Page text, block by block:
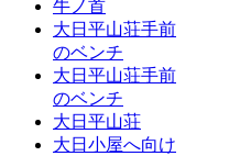
牛ノ首
大日平山荘手前
のベンチ
大日平山荘手前
のベンチ
大日平山荘
大日小屋へ向け